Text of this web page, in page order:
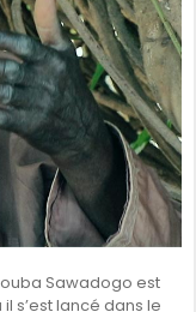
Sawadogo est
s’est lancé dans le